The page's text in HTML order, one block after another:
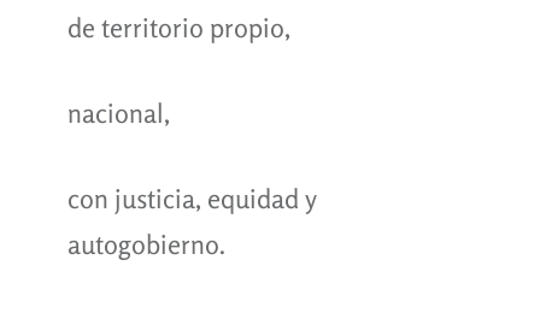
de territorio propio,
nacional,
con justicia, equidad y
autogobierno.